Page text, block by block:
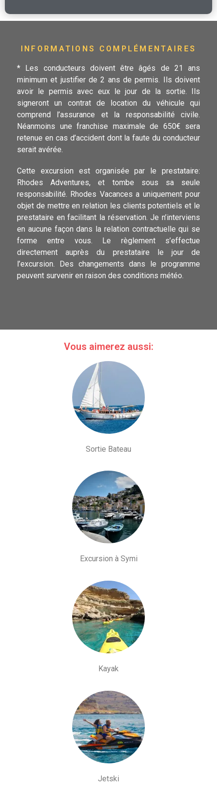
INFORMATIONS COMPLÉMENTAIRES
* Les conducteurs doivent être âgés de 21 ans
minimum et justifier de 2 ans de permis. Ils doivent
avoir le permis avec eux le jour de la sortie. Ils
signeront un contrat de location du véhicule qui
comprend l’assurance et la responsabilité civile.
Néanmoins une franchise maximale de 650€ sera
retenue en cas d’accident dont la faute du conducteur
serait avérée.
Cette excursion est organisée par le prestataire:
Rhodes Adventures, et tombe sous sa seule
responsabilité. Rhodes Vacances a uniquement pour
objet de mettre en relation les clients potentiels et le
prestataire en facilitant la réservation. Je n’interviens
en aucune façon dans la relation contractuelle qui se
forme entre vous. Le règlement s’effectue
directement auprès du prestataire le jour de
l’excursion. Des changements dans le programme
peuvent survenir en raison des conditions météo.
Vous aimerez aussi:
Jetski
Kayak
Excursion à Symi
Sortie Bateau